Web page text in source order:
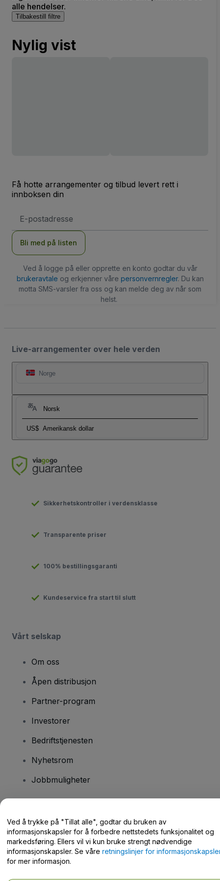
alle hendelser.
Tilbakestill filtre
Nylig vist
Få hotte arrangementer og tilbud levert rett i
innboksen din
postadresse
Bli med på listen
Ved å logge på eller opprette en konto godtar du vår
brukeravtale og erkjenner våre personvernregler. Du kan
motta SMS-varsler fra oss og kan melde deg av når som
helst.
Live-arrangementer over hele verden
Norge
Norsk
US$ Amerikansk dollar
Sikkerhetskontroller i verdensklasse
Transparente priser
100% bestillingsgaranti
Kundeservice fra start til slutt
Vårt selskap
Om oss
Åpen distribusjon
Partner-program
Investorer
Bedriftstjenesten
Nyhetsrom
Jobbmuligheter
Hjelpesenter / kontakt oss
Ved å trykke på "Tillat alle", godtar du bruken av
informasjonskapsler for å forbedre nettstedets funksjonalitet og
markedsføring. Ellers vil vi kun bruke strengt nødvendige
informasjonskapsler. Se våre retningslinjer for
for mer informasjon.